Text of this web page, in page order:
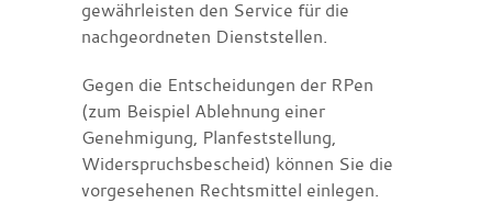
gewährleisten den Service für die
nachgeordneten Dienststellen.
Gegen die Entscheidungen der RPen
(zum Beispiel Ablehnung einer
Genehmigung, Planfeststellung,
Widerspruchsbescheid) können Sie die
vorgesehenen Rechtsmittel einlegen.